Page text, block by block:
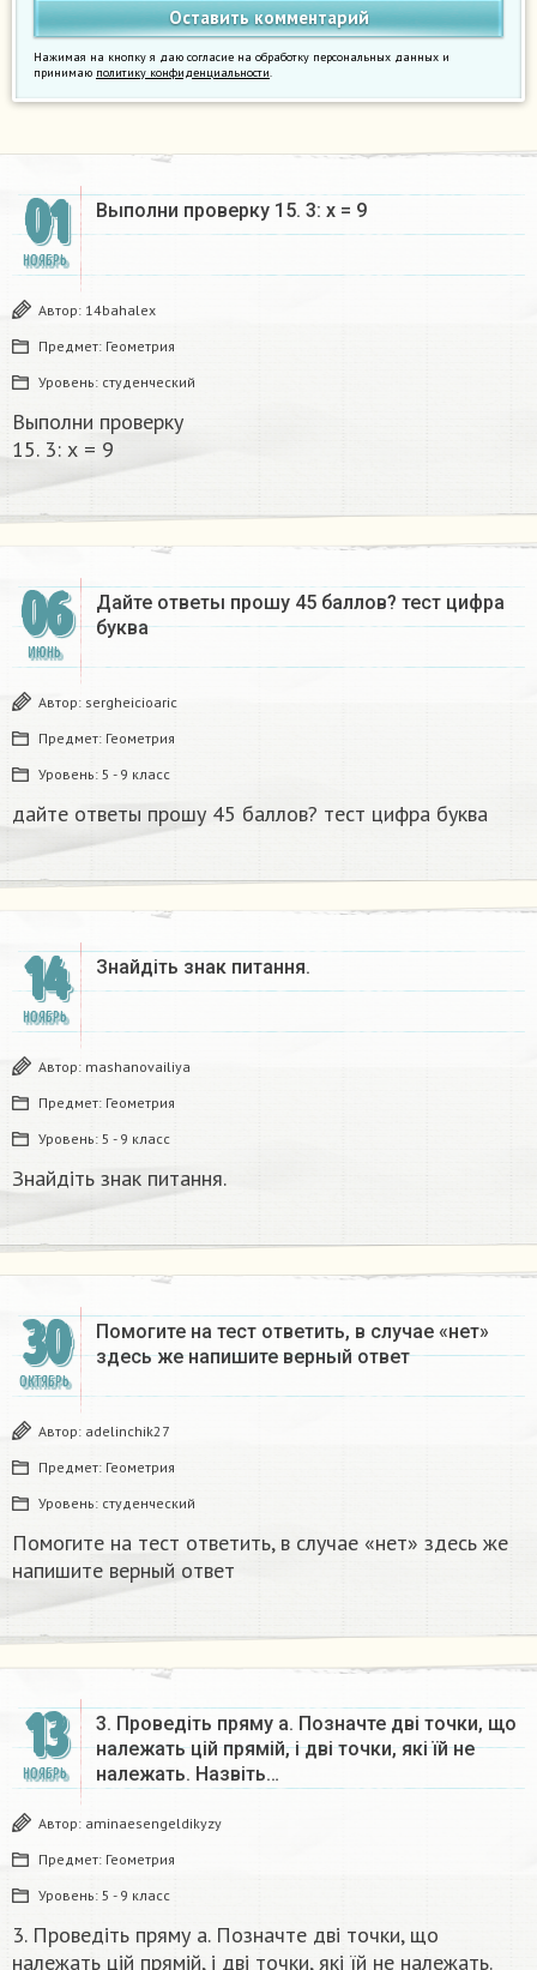
Нажимая на кнопку я даю согласие на обработку персональных данных и
принимаю политику конфиденциальности.
01
НОЯБРЬ
Выполни проверку 15. 3: х = 9​
Автор: 14bahalex
Предмет: Геометрия
Уровень: студенческий
Выполни проверку
15. 3: х = 9​
06
ИЮНЬ
Дайте ответы прошу 45 баллов? тест цифра
буква​
Автор: sergheicioaric
Предмет: Геометрия
Уровень: 5 - 9 класс
дайте ответы прошу 45 баллов? тест цифра буква​
14
НОЯБРЬ
Знайдіть знак питання.​
Автор: mashanovailiya
Предмет: Геометрия
Уровень: 5 - 9 класс
Знайдіть знак питання.​
30
ОКТЯБРЬ
Помогите на тест ответить, в случае «нет»
здесь же напишите верный ответ
Автор: adelinchik27
Предмет: Геометрия
Уровень: студенческий
Помогите на тест ответить, в случае «нет» здесь же
напишите верный ответ
13
НОЯБРЬ
3. Проведіть пряму а. Позначте двi точки, що
належать цiй прямій, і дві точки, які ïй не
належать. Назвіть…
Автор: aminaesengeldikyzy
Предмет: Геометрия
Уровень: 5 - 9 класс
3. Проведіть пряму а. Позначте двi точки, що
належать цiй прямій, і дві точки, які ïй не належать.